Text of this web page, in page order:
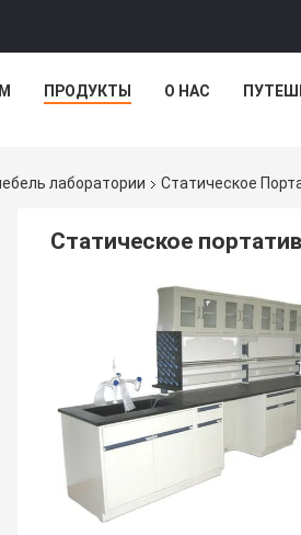
ПРОДУКТЫ О НАС
лаборатории Статическое
Статическое